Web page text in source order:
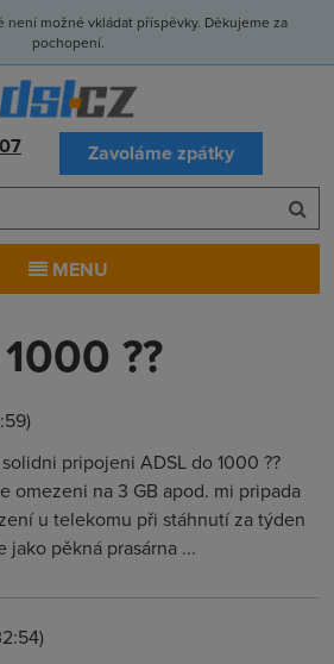
není možné vkládat příspěvky. Děkujeme za
pochopení.
Zavoláme zpátky
MENU
??
pripojeni ADSL do 1000 ??
omezeni na 3 GB apod. mi pripada
u telekomu při stáhnutí za týden
jako pěkná prasárna ...